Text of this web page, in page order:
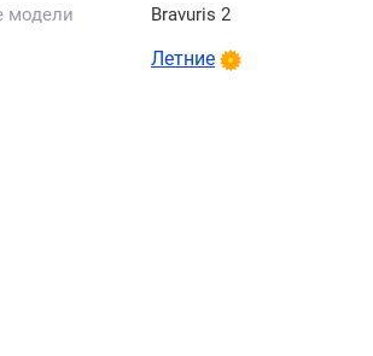
модели
Bravuris 2
Летние